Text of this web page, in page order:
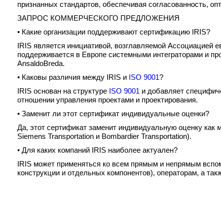
признанных стандартов, обеспечивая согласованность,
ЗАПРОС КОММЕРЧЕСКОГО ПРЕДЛОЖЕНИЯ
• Какие организации поддерживают сертификацию IRIS?
IRIS является инициативой, возглавляемой
поддерживается в Европе системными интеграторами и
AnsaldoBreda.
• Каковы различия между IRIS и ISO 9001?
IRIS основан на структуре ISO 9001 и добавляет
отношении управления проектами и проектирования.
• Заменит ли этот сертификат индивидуальные оценки?
Да, этот сертификат заменит индивидуальную оценку
Siemens Transportation и Bombardier Transportation).
• Для каких компаний IRIS наиболее актуален?
IRIS может применяться ко всем прямым и непрямым
конструкции и отдельных компонентов), операторам, а